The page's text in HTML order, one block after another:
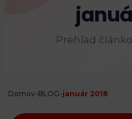
Prehľad
Domov-BLOG-január 2018